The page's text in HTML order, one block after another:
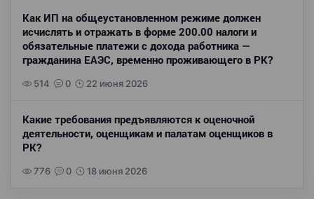
Как ИП на общеустановленном режиме должен
исчислять и отражать в форме 200.00 налоги и
обязательные платежи с дохода работника —
гражданина ЕАЭС, временно проживающего в РК?
514 0 22 июня 2026
Какие требования предъявляются к оценочной
деятельности, оценщикам и палатам оценщиков в
РК?
776 0 18 июня 2026